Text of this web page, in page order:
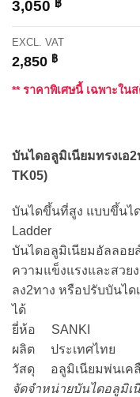
3,050 ฿
EXCL. VAT
2,850 ฿
** ราคาพิเศษนี้ เฉพาะใน
บันไดอลูมิเนียมทรงเอ
TK05)
บันไดขึ้นที่สูง แบบขึ้นได
Ladder
บันไดอลูมิเนียมอัลลอย
ความแข็งแรงและสวย
ลง2ทาง หรือปรับบันไ
ได้
ยี่ห้อ SANKI
ผลิต ประเทศไทย
วัสดุ อลูมิเนียมพ่นเค
จัดจำหน่ายบันไดอลูมิเ